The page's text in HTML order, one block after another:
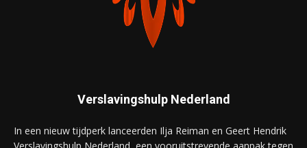
Verslavingshulp Nederland
In een nieuw tijdperk lanceerden Ilja Reiman en Geert Hendrik